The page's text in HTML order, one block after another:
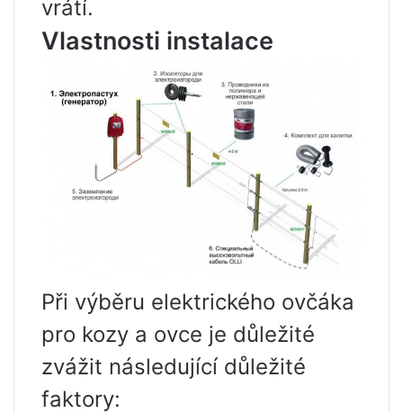
vrátí.
Vlastnosti instalace
Při výběru elektrického ovčáka
pro kozy a ovce je důležité
zvážit následující důležité
faktory: